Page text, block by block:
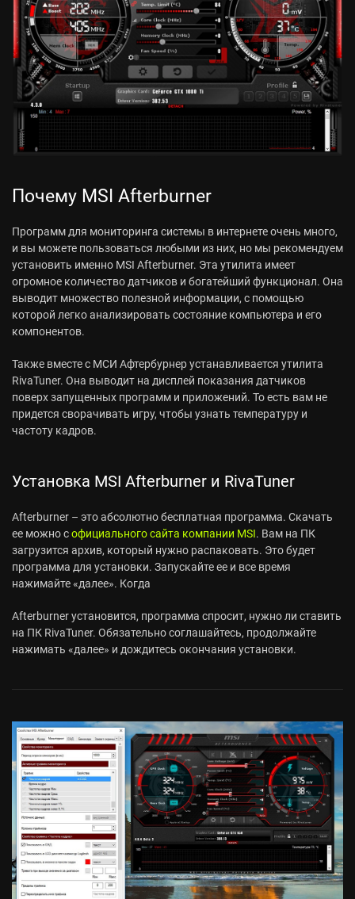
Почему MSI Afterburner
Программ для мониторинга системы в интернете очень много,
и вы можете пользоваться любыми из них, но мы рекомендуем
установить именно MSI Afterburner. Эта утилита имеет
огромное количество датчиков и богатейший функционал. Она
выводит множество полезной информации, с помощью
которой легко анализировать состояние компьютера и его
компонентов.
Также вместе с МСИ Афтербурнер устанавливается утилита
RivaTuner. Она выводит на дисплей показания датчиков
поверх запущенных программ и приложений. То есть вам не
придется сворачивать игру, чтобы узнать температуру и
частоту кадров.
Установка MSI Afterburner и RivaTuner
Afterburner – это абсолютно бесплатная программа. Скачать
ее можно софициального сайта компании MSI. Вам на ПК
загрузится архив, который нужно распаковать. Это будет
программа для установки. Запускайте ее и все время
нажимайте «далее». Когда
Afterburner установится, программа спросит, нужно ли ставить
на ПК RivaTuner. Обязательно соглашайтесь, продолжайте
нажимать «далее» и дождитесь окончания установки.